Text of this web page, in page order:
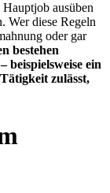
ausüben
Wer diese Regeln
oder gar
bestehen
beispielsweise ein
zulässt,